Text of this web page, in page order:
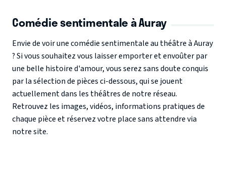
Comédie sentimentale à Auray
Envie de voir une comédie sentimentale au théâtre à Auray
? Si vous souhaitez vous laisser emporter et envoûter par
une belle histoire d'amour, vous serez sans doute conquis
par la sélection de pièces ci-dessous, qui se jouent
actuellement dans les théâtres de notre réseau.
Retrouvez les images, vidéos, informations pratiques de
chaque pièce et réservez votre place sans attendre via
notre site.